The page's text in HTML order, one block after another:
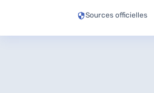
Sources officielles